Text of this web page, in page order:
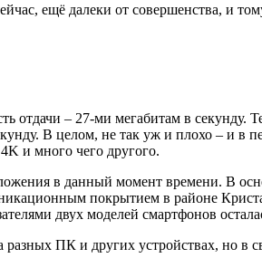
ещё далеки от совершенства, и
отдачи – 27-ми мегабитам в секунду.
В целом, не так уж и плохо – и в
и много чего другого.
в данный момент времени. В
покрытием в районе
двух моделей смартфонов
разных ПК и других устройствах, но в